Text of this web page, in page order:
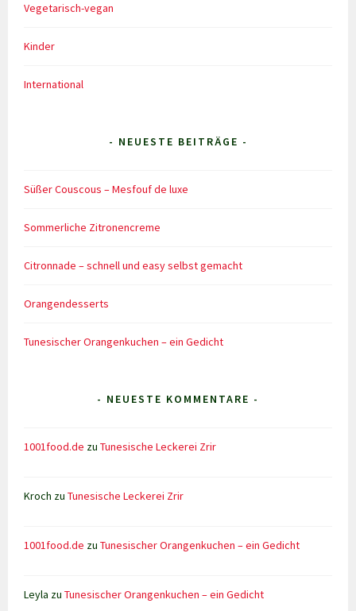
Vegetarisch-vegan
Kinder
International
- NEUESTE BEITRÄGE -
Süßer Couscous – Mesfouf de luxe
Sommerliche Zitronencreme
Citronnade – schnell und easy selbst gemacht
Orangendesserts
Tunesischer Orangenkuchen – ein Gedicht
- NEUESTE KOMMENTARE -
1001food.de zuTunesische Leckerei Zrir
Kroch zuTunesische Leckerei Zrir
1001food.de zuTunesischer Orangenkuchen – ein Gedicht
Leyla zuTunesischer Orangenkuchen – ein Gedicht